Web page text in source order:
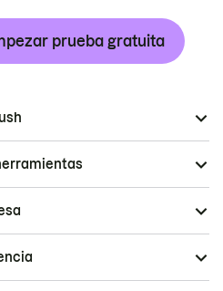
prueba gratuita